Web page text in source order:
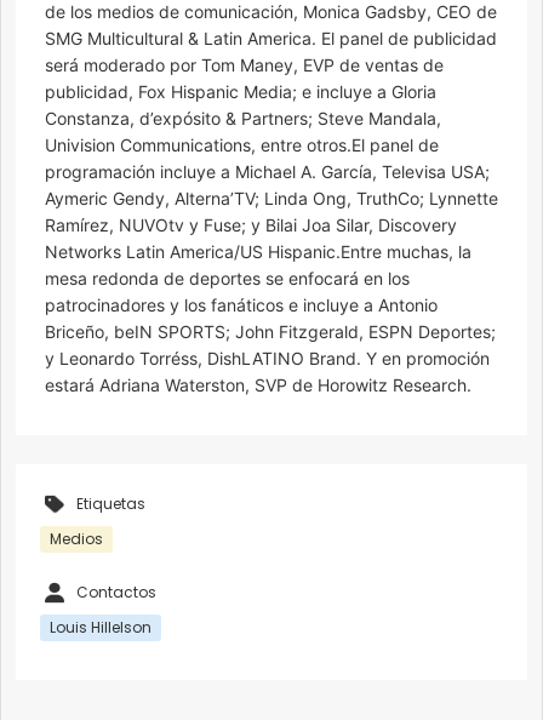
de los medios de comunicación, Monica Gadsby, CEO de
SMG Multicultural & Latin America. El panel de publicidad
será moderado por Tom Maney, EVP de ventas de
publicidad, Fox Hispanic Media; e incluye a Gloria
Constanza, d’expósito & Partners; Steve Mandala,
Univision Communications, entre otros.El panel de
programación incluye a Michael A. García, Televisa USA;
Aymeric Gendy, Alterna’TV; Linda Ong, TruthCo; Lynnette
Ramírez, NUVOtv y Fuse; y Bilai Joa Silar, Discovery
Networks Latin America/US Hispanic.Entre muchas, la
mesa redonda de deportes se enfocará en los
patrocinadores y los fanáticos e incluye a Antonio
Briceño, beIN SPORTS; John Fitzgerald, ESPN Deportes;
y Leonardo Torréss, DishLATINO Brand. Y en promoción
estará Adriana Waterston, SVP de Horowitz Research.
Etiquetas
Medios
Contactos
Louis Hillelson